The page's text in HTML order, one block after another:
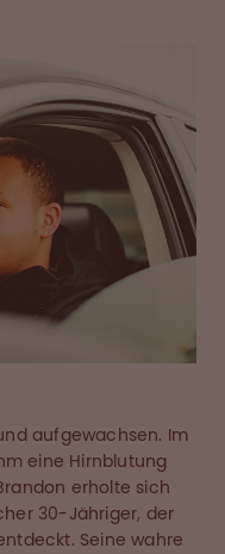
aufgewachsen. Im
eine Hirnblutung
erholte sich
30-Jähriger, der
Seine wahre